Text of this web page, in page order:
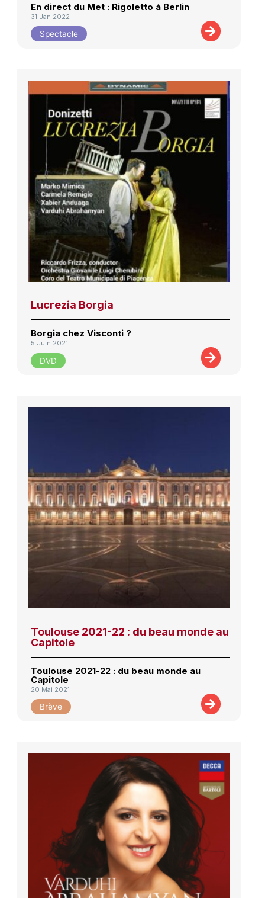
En direct du Met : Rigoletto à Berlin
31 Jan 2022
Spectacle
Lucrezia Borgia
Borgia chez Visconti ?
5 Juin 2021
DVD
Toulouse 2021-22 : du beau monde au
Capitole
Toulouse 2021-22 : du beau monde au
Capitole
20 Mai 2021
Brève